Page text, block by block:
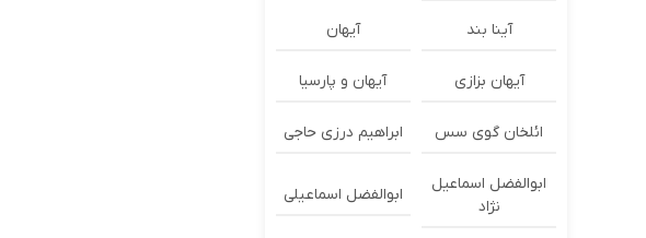
آینا بند آیهان
آیهان بزازی آیهان و پارسیا
ائلخان گوی سس ابراهیم درزی حاجی
ابوالفضل اسماعیل
نژاد
ابوالفضل اسماعیلی